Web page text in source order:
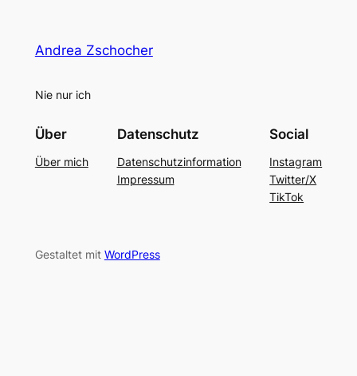
Andrea Zschocher
Nie nur ich
Über
Über mich
Datenschutz
Datenschutzinformation
Impressum
Social
Instagram
Twitter/X
TikTok
Gestaltet mit WordPress